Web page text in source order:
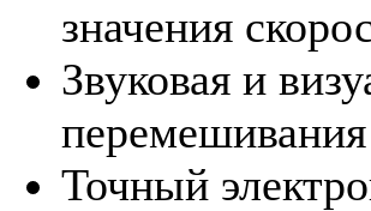
значения
Звуковая и
перемешивания
Точный